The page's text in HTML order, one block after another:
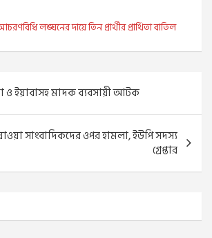
লঙ্ঘনের দায়ে তিন প্রার্থীর প্রার্থিতা বাতিল
ও ইয়াবাসহ মাদক ব্যবসায়ী আটক
সাংবাদিকদের ওপর হামলা, ইউপি সদস্য
গ্রেপ্তার